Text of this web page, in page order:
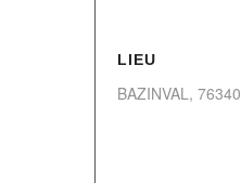
LIEU
BAZINVAL, 76340